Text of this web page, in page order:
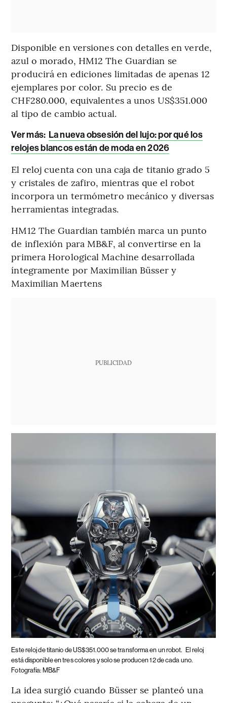
Disponible en versiones con detalles en verde,
azul o morado, HM12 The Guardian se
producirá en ediciones limitadas de apenas 12
ejemplares por color. Su precio es de
CHF280.000, equivalentes a unos US$351.000
al tipo de cambio actual.
Ver más: La nueva obsesión del lujo: por qué los
relojes blancos están de moda en 2026
El reloj cuenta con una caja de titanio grado 5
y cristales de zafiro, mientras que el robot
incorpora un termómetro mecánico y diversas
herramientas integradas.
HM12 The Guardian también marca un punto
de inflexión para MB&F, al convertirse en la
primera Horological Machine desarrollada
íntegramente por Maximilian Büsser y
Maximilian Maertens
PUBLICIDAD
Este reloj de titanio de US$351.000 se transforma en un robot. El reloj
está disponible en tres colores y solo se producen 12 de cada uno.
Fotografía: MB&F
La idea surgió cuando Büsser se planteó una